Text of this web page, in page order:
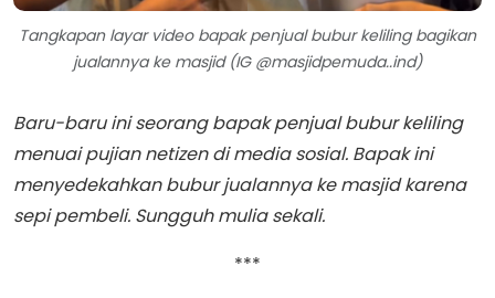
Tangkapan layar video bapak penjual bubur keliling bagikan
jualannya ke masjid (IG @masjidpemuda..ind)
Baru-baru ini seorang bapak penjual bubur keliling
menuai pujian netizen di media sosial. Bapak ini
menyedekahkan bubur jualannya ke masjid karena
sepi pembeli. Sungguh mulia sekali.
***